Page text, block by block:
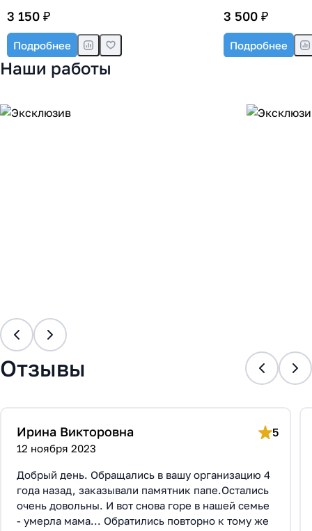
3 150 ₽
Подробнее
3 500 ₽
Подробнее
Наши работы
Отзывы
Ирина Викторовна 5
12 ноября 2023
Добрый день. Обращались в вашу организацию 4
года назад, заказывали памятник папе.Остались
очень довольны. И вот снова горе в нашей семье
- умерла мама... Обратились повторно к тому же